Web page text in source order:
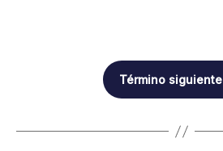
Término siguiente